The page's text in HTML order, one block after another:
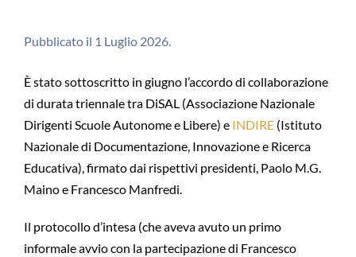
Pubblicato il 1 Luglio 2026.
È stato sottoscritto in giugno l’accordo di collaborazione
di durata triennale tra DiSAL (Associazione Nazionale
Dirigenti Scuole Autonome e Libere) e INDIRE(Istituto
Nazionale di Documentazione, Innovazione e Ricerca
Educativa), firmato dai rispettivi presidenti, Paolo M.G.
Maino e Francesco Manfredi.
Il protocollo d’intesa (che aveva avuto un primo
informale avvio con la partecipazione di Francesco